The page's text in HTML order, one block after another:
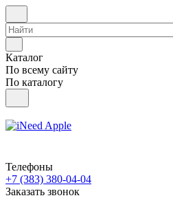
Каталог
По всему сайту
По каталогу
Телефоны
+7 (383) 380-04-04
Заказать звонок